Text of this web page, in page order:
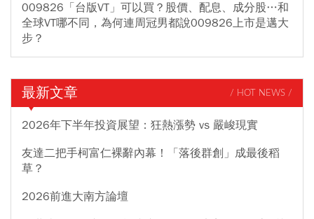
009826「台版VT」可以買？股價、配息、成分股…和
全球VT哪不同，為何連周冠男都說009826上市是邁大
步？
最新文章 / HOT NEWS /
2026年下半年投資展望：狂熱漲勢 vs 嚴峻現實
友達二把手柯富仁裸辭內幕！「落後群創」成最後稻
草？
2026前進大南方論壇